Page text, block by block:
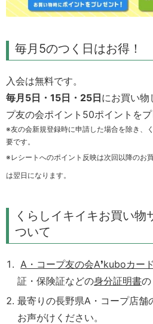
毎月5のつく日はお得！
入会は無料です。
毎月5日・15日・25日にお買い物
プ友の会ポイント50ポイントをプ
※友の会新規登録時に申請した場合を除き、
要です。
※レシートへのポイント反映は次回以降のお
は翌日になります。
くらしイキイキお買い物
ついて
A・コープ友の会A❜kuboカード
証・保険証などの身分証明書の
最寄りの長野県A・コープ店舗
お声がけください。